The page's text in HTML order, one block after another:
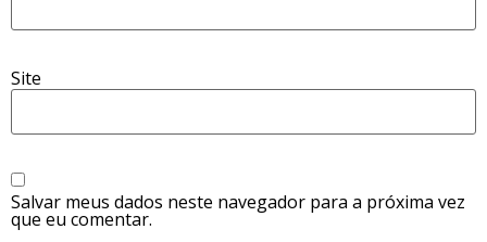
Site
Salvar meus dados neste navegador para a próxima vez
que eu comentar.